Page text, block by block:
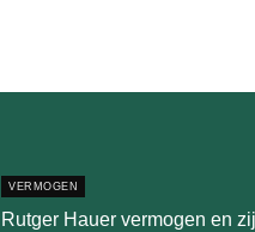
VERMOGEN
Rutger Hauer vermogen en